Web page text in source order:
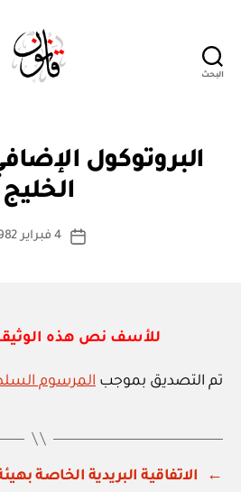
البحث
التصنيفات
البروتوكول
الخليجس
تاريخ
4 فبراير 1982
للأسف نص هذه
تم التصديق بموجب المرسوم
←
الاتفاقية البريدية الخاصة